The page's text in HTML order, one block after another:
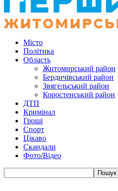
Місто
Політика
Область
Житомирський район
Бердичівський район
Звягельський район
Коростенський район
ДТП
Кримінал
Гроші
Спорт
Цікаво
Скандали
Фото/Відео